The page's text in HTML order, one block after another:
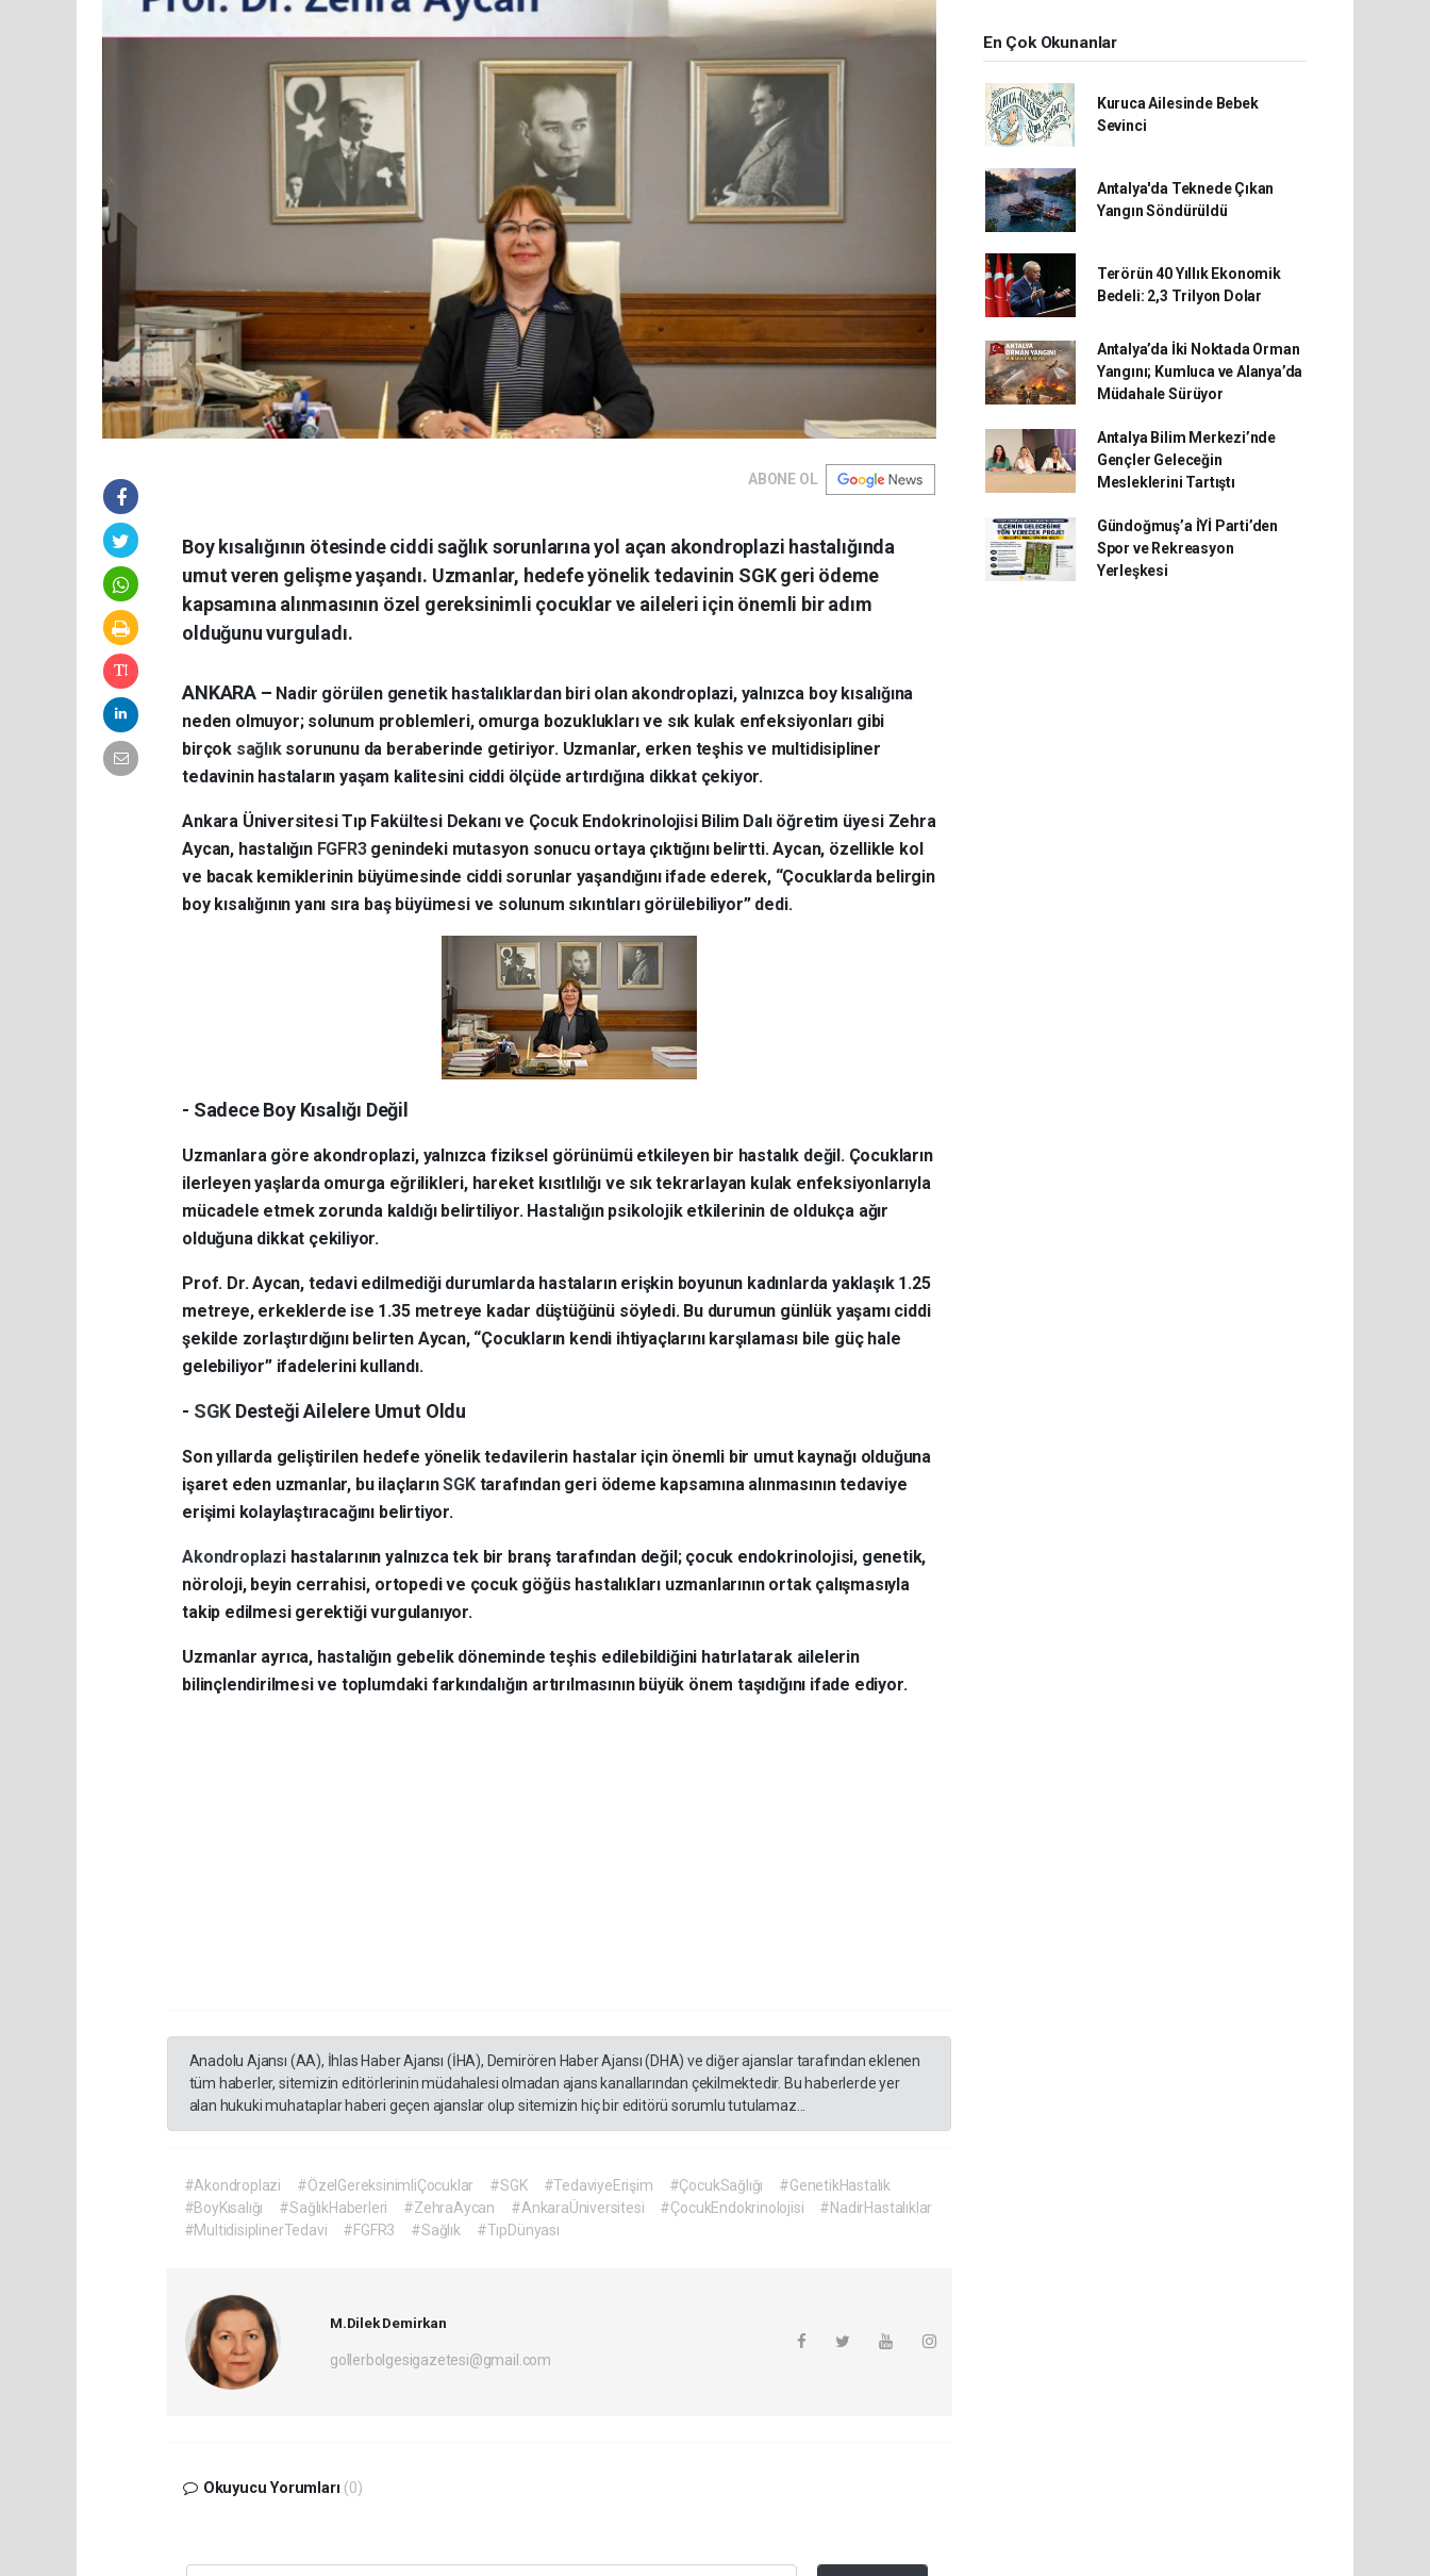
ABONE OL
Boy kısalığının ötesinde ciddi sağlık sorunlarına yol açan akondroplazi hastalığında
umut veren gelişme yaşandı. Uzmanlar, hedefe yönelik tedavinin SGK geri ödeme
kapsamına alınmasının özel gereksinimli çocuklar ve aileleri için önemli bir adım
olduğunu vurguladı.
ANKARA – Nadir görülen genetik hastalıklardan biri olan akondroplazi, yalnızca boy kısalığına
neden olmuyor; solunum problemleri, omurga bozuklukları ve sık kulak enfeksiyonları gibi
birçok sağlık sorununu da beraberinde getiriyor. Uzmanlar, erken teşhis ve multidisipliner
tedavinin hastaların yaşam kalitesini ciddi ölçüde artırdığına dikkat çekiyor.
Ankara Üniversitesi Tıp Fakültesi Dekanı ve Çocuk Endokrinolojisi Bilim Dalı öğretim üyesi Zehra
Aycan, hastalığın FGFR3 genindeki mutasyon sonucu ortaya çıktığını belirtti. Aycan, özellikle kol
ve bacak kemiklerinin büyümesinde ciddi sorunlar yaşandığını ifade ederek, “Çocuklarda belirgin
boy kısalığının yanı sıra baş büyümesi ve solunum sıkıntıları görülebiliyor” dedi.
- Sadece Boy Kısalığı Değil
Uzmanlara göre akondroplazi, yalnızca fiziksel görünümü etkileyen bir hastalık değil. Çocukların
ilerleyen yaşlarda omurga eğrilikleri, hareket kısıtlılığı ve sık tekrarlayan kulak enfeksiyonlarıyla
mücadele etmek zorunda kaldığı belirtiliyor. Hastalığın psikolojik etkilerinin de oldukça ağır
olduğuna dikkat çekiliyor.
Prof. Dr. Aycan, tedavi edilmediği durumlarda hastaların erişkin boyunun kadınlarda yaklaşık 1.25
metreye, erkeklerde ise 1.35 metreye kadar düştüğünü söyledi. Bu durumun günlük yaşamı ciddi
şekilde zorlaştırdığını belirten Aycan, “Çocukların kendi ihtiyaçlarını karşılaması bile güç hale
gelebiliyor” ifadelerini kullandı.
- SGK Desteği Ailelere Umut Oldu
Son yıllarda geliştirilen hedefe yönelik tedavilerin hastalar için önemli bir umut kaynağı olduğuna
işaret eden uzmanlar, bu ilaçlarınSGK tarafından geri ödeme kapsamına alınmasının tedaviye
erişimi kolaylaştıracağını belirtiyor.
Akondroplazi hastalarının yalnızca tek bir branş tarafından değil; çocuk endokrinolojisi, genetik,
nöroloji, beyin cerrahisi, ortopedi ve çocuk göğüs hastalıkları uzmanlarının ortak çalışmasıyla
takip edilmesi gerektiği vurgulanıyor.
Uzmanlar ayrıca, hastalığın gebelik döneminde teşhis edilebildiğini hatırlatarak ailelerin
bilinçlendirilmesi ve toplumdaki farkındalığın artırılmasının büyük önem taşıdığını ifade ediyor.
Anadolu Ajansı (AA), İhlas Haber Ajansı (İHA), Demirören Haber Ajansı (DHA) ve diğer ajanslar tarafından eklenen
tüm haberler, sitemizin editörlerinin müdahalesi olmadan ajans kanallarından çekilmektedir. Bu haberlerde yer
alan hukuki muhataplar haberi geçen ajanslar olup sitemizin hiç bir editörü sorumlu tutulamaz...
#Akondroplazi #ÖzelGereksinimliÇocuklar #SGK #TedaviyeErişim #ÇocukSağlığı
#GenetikHastalık
#BoyKısalığı
#SağlıkHaberleri #ZehraAycan #AnkaraÜniversitesi #ÇocukEndokrinolojisi
#NadirHastalıklar
#MultidisiplinerTedavi
#FGFR3 #Sağlık #TıpDünyası
M.Dilek Demirkan
gollerbolgesigazetesi@gmail.com
Okuyucu Yorumları (0)
En Çok Okunanlar
Kuruca Ailesinde Bebek
Sevinci
Antalya'da Teknede Çıkan
Yangın Söndürüldü
Terörün 40 Yıllık Ekonomik
Bedeli: 2,3 Trilyon Dolar
Antalya’da İki Noktada Orman
Yangını; Kumluca ve Alanya’da
Müdahale Sürüyor
Antalya Bilim Merkezi’nde
Gençler Geleceğin
Mesleklerini Tartıştı
Gündoğmuş’a İYİ Parti’den
Spor ve Rekreasyon
Yerleşkesi